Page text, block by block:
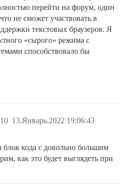
перейти на форум, один
не сможет участвовать в
текстовых браузеров. Я
«сырого» режима с
способствовало бы
13.Январь.2022 19:06:43
10
кода с довольно большим
как это будет выглядеть при